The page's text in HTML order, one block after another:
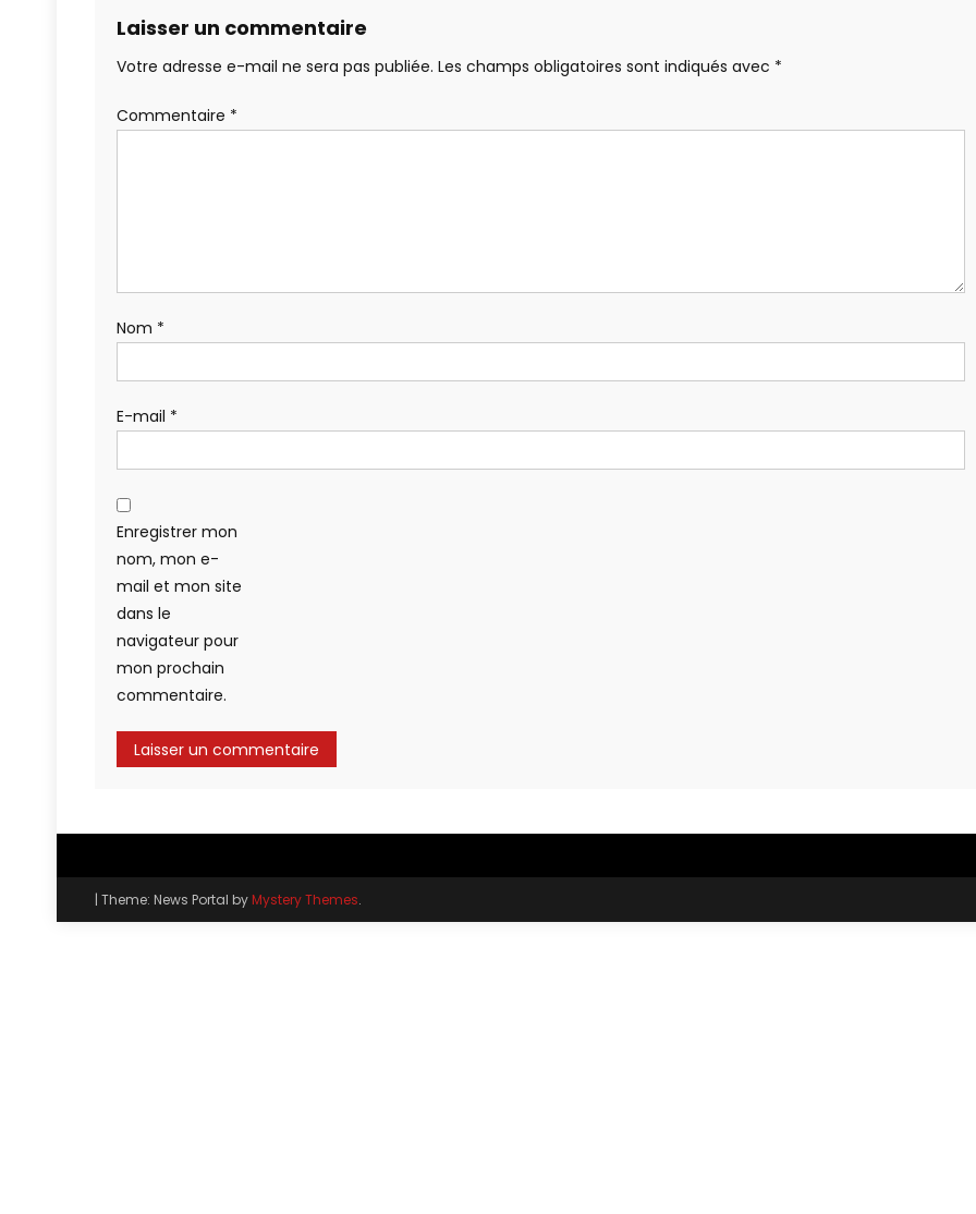
Laisser un commentaire
Votre adresse e-mail ne sera pas publiée. Les champs obligatoires sont indiqués avec *
Commentaire *
Nom *
E-mail *
Enregistrer mon
nom, mon e-
mail et mon site
dans le
navigateur pour
mon prochain
commentaire.
| Theme: News Portal byMystery Themes.